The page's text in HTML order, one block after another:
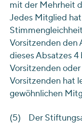
mit der Mehrheit
Jedes Mitglied
Vorsitzenden den
dieses Absatzes
Vorsitzenden
Vorsitzenden hat
gewöhnlichen
(5) Der